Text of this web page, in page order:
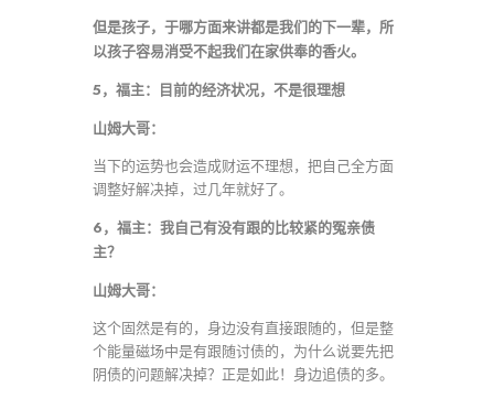
但是孩子，于哪方面来讲都是我们的下一辈，所
以孩子容易消受不起我们在家供奉的香火。
5，福主：目前的经济状况，不是很理想
山姆大哥：
当下的运势也会造成财运不理想，把自己全方面
调整好解决掉，过几年就好了。
6，福主：我自己有没有跟的比较紧的冤亲债
主？
山姆大哥：
这个固然是有的，身边没有直接跟随的，但是整
个能量磁场中是有跟随讨债的，为什么说要先把
阴债的问题解决掉？正是如此！身边追债的多。